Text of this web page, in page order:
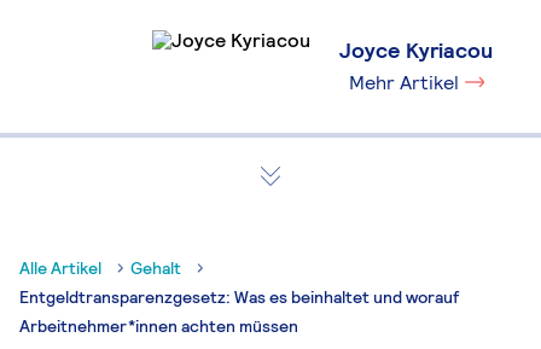
Joyce Kyriacou
Mehr Artikel
Alle Artikel
Gehalt
Entgeldtransparenzgesetz: Was es beinhaltet und worauf
Arbeitnehmer*innen achten müssen